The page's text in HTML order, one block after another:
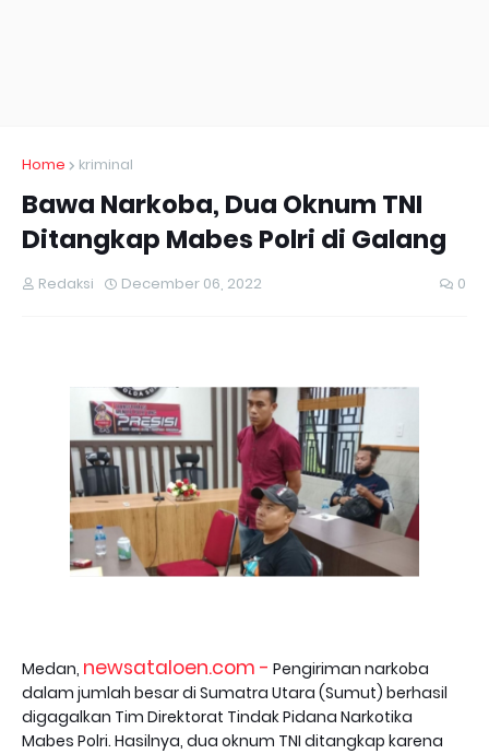
Home kriminal
Bawa Narkoba, Dua Oknum TNI
Ditangkap Mabes Polri di Galang
Redaksi December 06, 2022 0
Medan, newsataloen.com - Pengiriman narkoba
dalam jumlah besar di Sumatra Utara (Sumut) berhasil
digagalkan Tim Direktorat Tindak Pidana Narkotika
Mabes Polri. Hasilnya, dua oknum TNI ditangkap karena